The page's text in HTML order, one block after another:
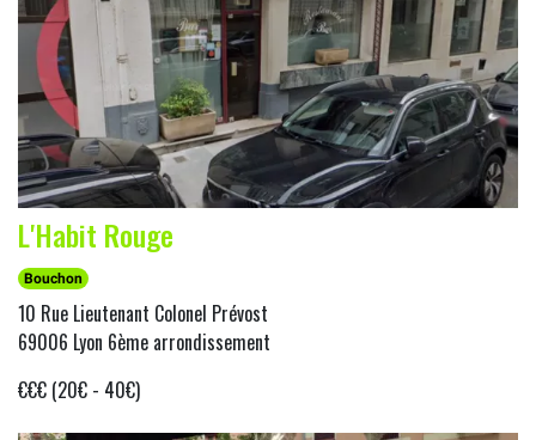
L'Habit Rouge
Bouchon
10 Rue Lieutenant Colonel Prévost
69006 Lyon 6ème arrondissement
€€€ (20€ - 40€)